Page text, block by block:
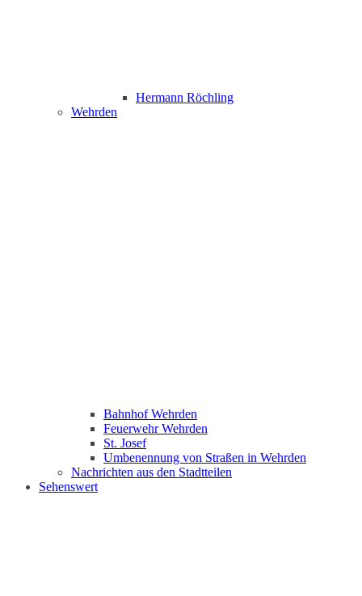
Hermann Röchling
Wehrden
Bahnhof Wehrden
Feuerwehr Wehrden
St. Josef
Umbenennung von Straßen in Wehrden
Nachrichten aus den Stadtteilen
Sehenswert